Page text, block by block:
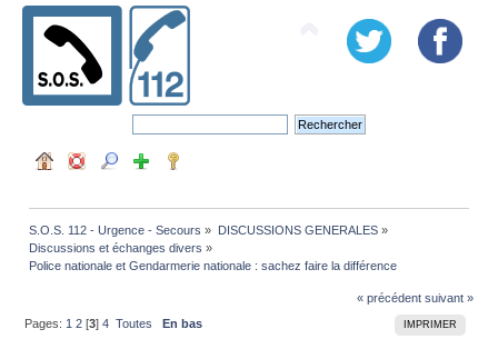
S.O.S. 112 - Urgence - Secours » DISCUSSIONS GENERALES»
Discussions et échanges divers »
Police nationale et Gendarmerie nationale : sachez faire la différence
« précédent suivant »
IMPRIMER
Pages: 1 2 [3]4 Toutes En bas